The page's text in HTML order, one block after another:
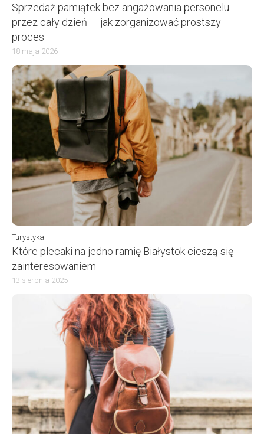
Sprzedaż pamiątek bez angażowania personelu
przez cały dzień — jak zorganizować prostszy
proces
18 maja 2026
Turystyka
Które plecaki na jedno ramię Białystok cieszą się
zainteresowaniem
13 sierpnia 2025